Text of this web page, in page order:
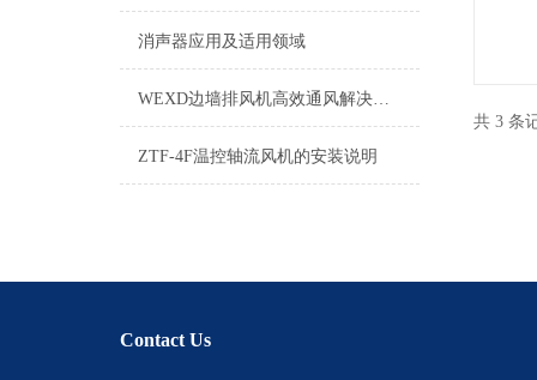
消声器应用及适用领域
WEXD边墙排风机高效通风解决方案
ZTF-4F温控轴流风机的安装说明
共 3 条
Contact Us